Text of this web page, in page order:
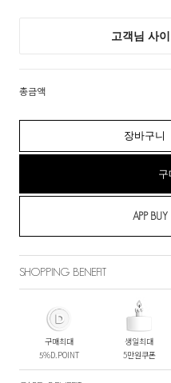
총금액
장바구니
구
SHOPPING BENEFIT
구매최대
5%D.POINT
생일최대
5만원쿠폰